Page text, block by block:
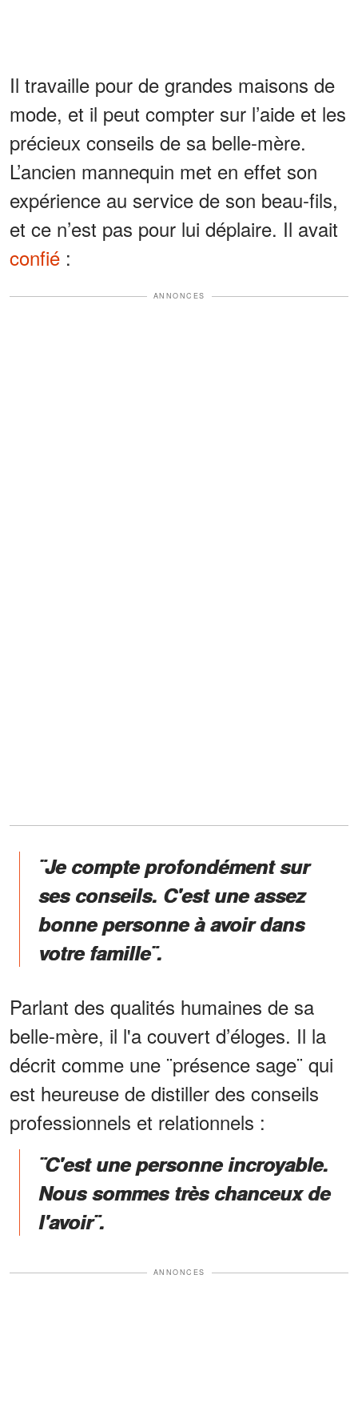
Il travaille pour de grandes maisons de
mode, et il peut compter sur l’aide et les
précieux conseils de sa belle-mère.
L’ancien mannequin met en effet son
expérience au service de son beau-fils,
et ce n’est pas pour lui déplaire. Il avait
confié :
ANNONCES
¨Je compte profondément sur
ses conseils. C'est une assez
bonne personne à avoir dans
votre famille¨.
Parlant des qualités humaines de sa
belle-mère, il l'a couvert d’éloges. Il la
décrit comme une ¨présence sage¨ qui
est heureuse de distiller des conseils
professionnels et relationnels :
¨C'est une personne incroyable.
Nous sommes très chanceux de
l'avoir¨.
ANNONCES